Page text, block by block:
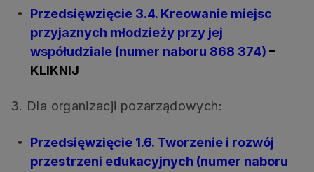
Przedsięwzięcie 3.4. Kreowanie miejsc
przyjaznych młodzieży przy jej
współudziale (numer naboru 868 374) –
KLIKNIJ
3. Dla organizacji pozarządowych:
Przedsięwzięcie 1.6. Tworzenie i rozwój
przestrzeni edukacyjnych (numer naboru